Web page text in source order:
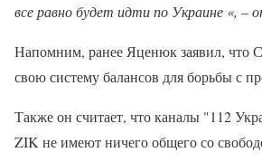
все равно будет идти по Украине «, –
Напомним, ранее Яценюк заявил, что
свою систему балансов для борьбы с
Также он считает, что каналы "112
ZIK не имеют ничего общего со